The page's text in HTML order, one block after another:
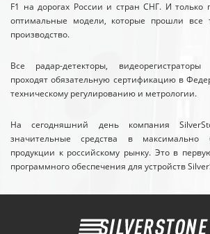
F1 на дорогах России и стран СНГ. И только
оптимальные модели, которые прошли все
производство.
Все радар-детекторы, видеорегистраторы
проходят обязательную сертификацию в
техническому регулированию и метрологии.
На сегодняшний день компания
значительные средства в максимально
продукции к российскому рынку. Это в
программного обеспечения для устройств